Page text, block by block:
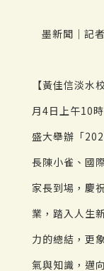
墨新聞｜記
【黃佳信淡水
月4日上午10
盛大舉辦「
長陳小雀、國
家長到場，慶
業，踏入人生
力的總結，更
氣與知識，邁